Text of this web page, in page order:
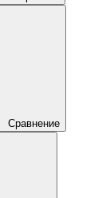
Сравнение